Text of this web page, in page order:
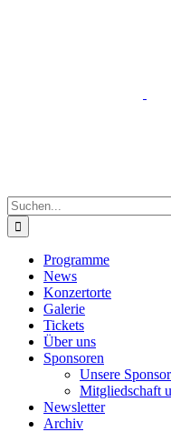
Suche
nach:
Programme
News
Konzertorte
Galerie
Tickets
Über uns
Sponsoren
Unsere
Mitgliedschaft
Newsletter
Archiv